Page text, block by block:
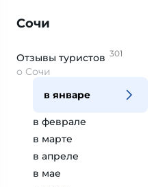
Сочи
Отзывы туристов 301
о Сочи
в январе
в феврале
в марте
в апреле
в мае